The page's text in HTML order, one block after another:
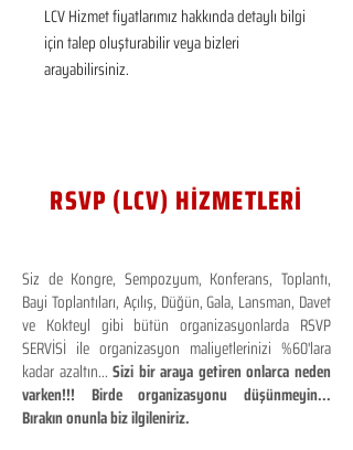
LCV Hizmet fiyatlarımız hakkında detaylı bilgi
için talep oluşturabilir veya bizleri
arayabilirsiniz.
RSVP (LCV) HİZMETLERİ
Siz de Kongre, Sempozyum, Konferans, Toplantı,
Bayi Toplantıları, Açılış, Düğün, Gala, Lansman, Davet
ve Kokteyl gibi bütün organizasyonlarda RSVP
SERVİSİ ile organizasyon maliyetlerinizi %60'lara
kadar azaltın...Sizi bir araya getiren onlarca neden
varken!!! Birde organizasyonu düşünmeyin...
Bırakın onunla biz ilgileniriz.